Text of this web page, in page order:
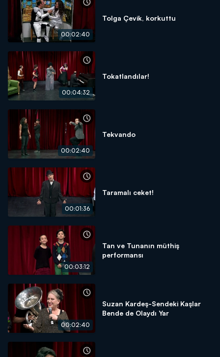
00:02:40
Tolga Çevik, korkuttu
00:04:32
Tokatlandılar!
00:02:40
Tekvando
00:01:36
Taramalı ceket!
00:03:12
Tan ve Tunanın müthiş
performansı
00:02:40
Suzan Kardeş-Sendeki Kaşlar
Bende de Olaydı Yar